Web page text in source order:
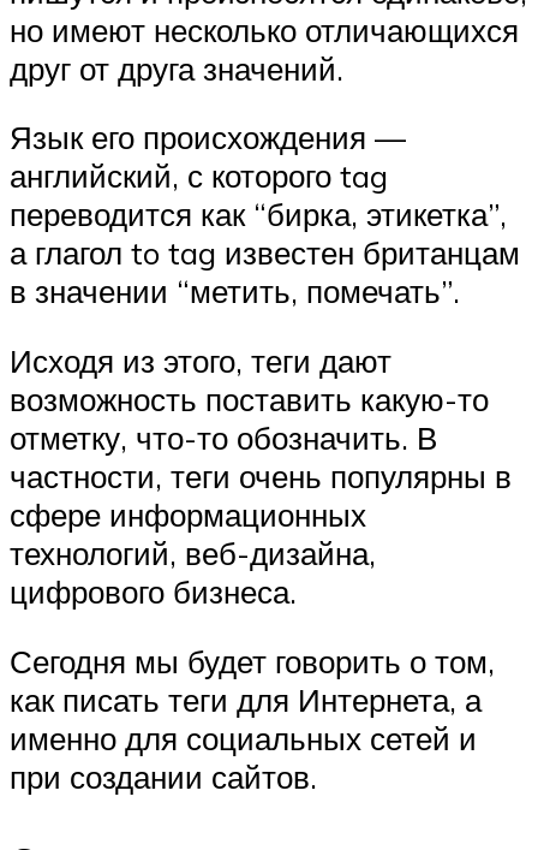
но имеют несколько отличающихся
друг от друга значений.
Язык его происхождения —
английский, с которого tag
переводится как “бирка, этикетка”,
а глагол to tag известен британцам
в значении “метить, помечать”.
Исходя из этого, теги дают
возможность поставить какую-то
отметку, что-то обозначить. В
частности, теги очень популярны в
сфере информационных
технологий, веб-дизайна,
цифрового бизнеса.
Сегодня мы будет говорить о том,
как писать теги для Интернета, а
именно для социальных сетей и
при создании сайтов.